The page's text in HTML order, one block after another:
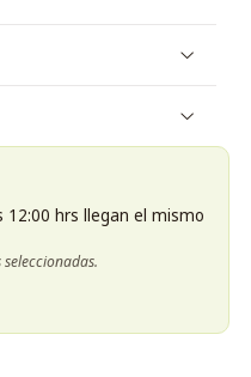
12:00 hrs llegan el mismo